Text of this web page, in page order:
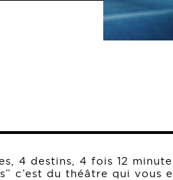
4 destins, 4 fois 12
c’est du théâtre qui vous